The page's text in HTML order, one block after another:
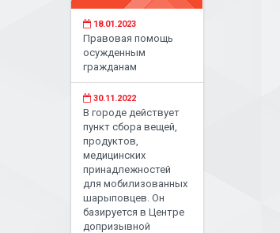
18.01.2023
Правовая помощь
осужденным
гражданам
30.11.2022
В городе действует
пункт сбора вещей,
продуктов,
медицинских
принадлежностей
для мобилизованных
шарыповцев. Он
базируется в Центре
допризывной